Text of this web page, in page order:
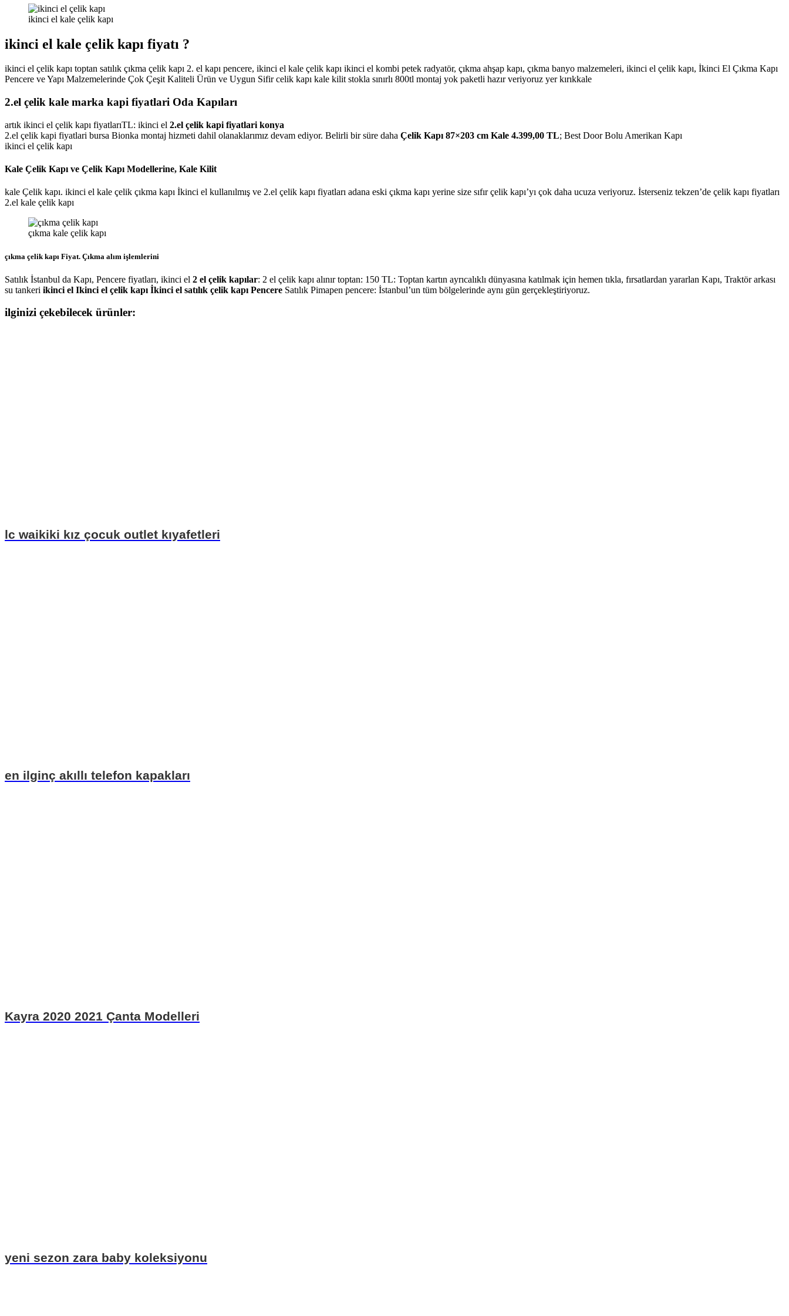
ikinci el kale çelik kapı
ikinci el kale çelik kapı fiyatı ?
ikinci el çelik kapı toptan satılık çıkma çelik kapı 2. el kapı pencere, ikinci el kale çelik kapı ikinci el kombi petek radyatör, çıkma ahşap kapı, çıkma banyo malzemeleri, ikinci el çelik kapı, İkinci El Çıkma Kapı
Pencere ve Yapı Malzemelerinde Çok Çeşit Kaliteli Ürün ve Uygun Sifir celik kapı kale kilit stokla sınırlı 800tl montaj yok paketli hazır veriyoruz yer kırıkkale
2.el çelik kale marka kapi fiyatlari Oda Kapıları
artık ikinci el çelik kapı fiyatlarıTL: ikinci el 2.el çelik kapi fiyatlari konya
2.el çelik kapi fiyatlari bursa Bionka montaj hizmeti dahil olanaklarımız devam ediyor. Belirli bir süre daha Çelik Kapı 87×203 cm Kale 4.399,00 TL; Best Door Bolu Amerikan Kapı
ikinci el çelik kapı
Kale Çelik Kapı ve Çelik Kapı Modellerine, Kale Kilit
kale Çelik kapı. ikinci el kale çelik çıkma kapı İkinci el kullanılmış ve 2.el çelik kapı fiyatları adana eski çıkma kapı yerine size sıfır çelik kapı’yı çok daha ucuza veriyoruz. İsterseniz tekzen’de çelik kapı fiyatları
2.el kale çelik kapı
çıkma kale çelik kapı
çıkma çelik kapı Fiyat. Çıkma alım işlemlerini
Satılık İstanbul da Kapı, Pencere fiyatları, ikinci el 2 el çelik kapılar: 2 el çelik kapı alınır toptan: 150 TL: Toptan kartın ayrıcalıklı dünyasına katılmak için hemen tıkla, fırsatlardan yararlan Kapı, Traktör arkası
su tankeri ikinci el Ikinci el çelik kapı İkinci el satılık çelik kapı Pencere Satılık Pimapen pencere: İstanbul’un tüm bölgelerinde aynı gün gerçekleştiriyoruz.
ilginizi çekebilecek ürünler:
lc waikiki kız çocuk outlet kıyafetleri
en ilginç akıllı telefon kapakları
Kayra 2020 2021 Çanta Modelleri
yeni sezon zara baby koleksiyonu